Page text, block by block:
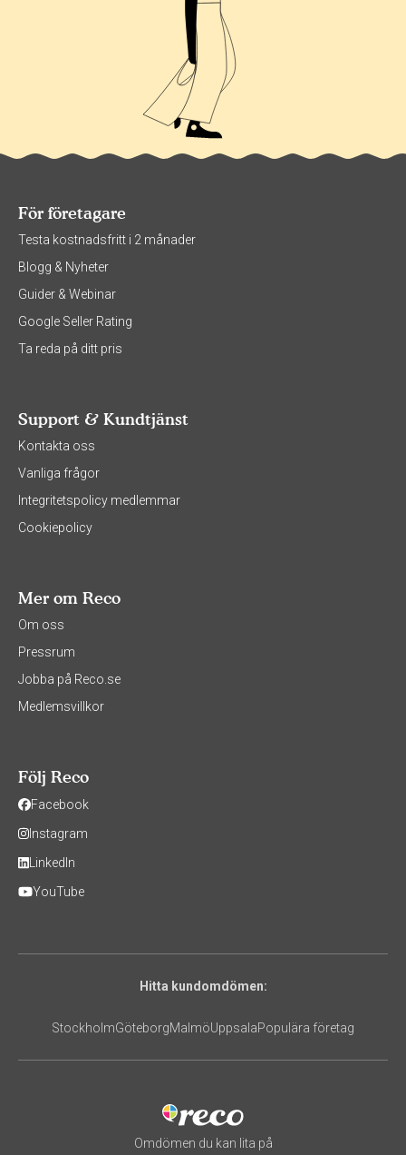
För företagare
Testa kostnadsfritt i 2 månader
Blogg & Nyheter
Guider & Webinar
Google Seller Rating
Ta reda på ditt pris
Support & Kundtjänst
Kontakta oss
Vanliga frågor
Integritetspolicy medlemmar
Cookiepolicy
Mer om Reco
Om oss
Pressrum
Jobba på Reco.se
Medlemsvillkor
Följ Reco
Facebook
Instagram
LinkedIn
YouTube
Hitta kundomdömen:
StockholmGöteborgMalmöUppsalaPopulära företag
Omdömen du kan lita på